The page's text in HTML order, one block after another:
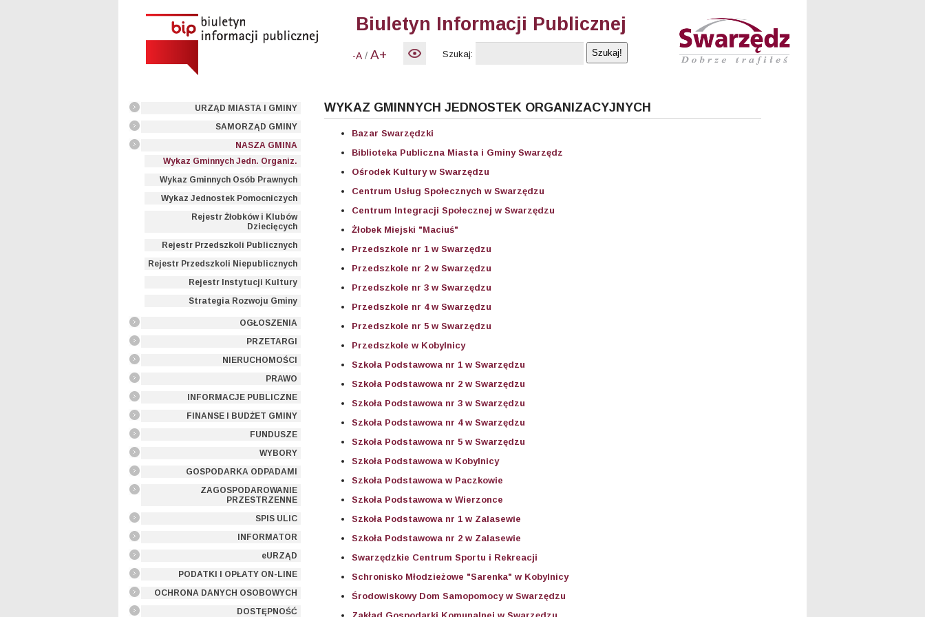
Biuletyn Informacji Publicznej
-A / A+ Szukaj:
URZĄD MIASTA I GMINY
SAMORZĄD GMINY
NASZA GMINA
Wykaz Gminnych Jedn. Organiz.
Wykaz Gminnych Osób Prawnych
Wykaz Jednostek Pomocniczych
Rejestr Żłobków i Klubów
Dziecięcych
Rejestr Przedszkoli Publicznych
Rejestr Przedszkoli Niepublicznych
Rejestr Instytucji Kultury
Strategia Rozwoju Gminy
OGŁOSZENIA
PRZETARGI
NIERUCHOMOŚCI
PRAWO
INFORMACJE PUBLICZNE
FINANSE I BUDŻET GMINY
FUNDUSZE
WYBORY
GOSPODARKA ODPADAMI
ZAGOSPODAROWANIE
PRZESTRZENNE
SPIS ULIC
INFORMATOR
eURZĄD
PODATKI I OPŁATY ON-LINE
OCHRONA DANYCH OSOBOWYCH
DOSTĘPNOŚĆ
WYKAZ GMINNYCH JEDNOSTEK ORGANIZACYJNYCH
Bazar Swarzędzki
Biblioteka Publiczna Miasta i Gminy Swarzędz
Ośrodek Kultury w Swarzędzu
Centrum Usług Społecznych w Swarzędzu
Centrum Integracji Społecznej w Swarzędzu
Żłobek Miejski "Maciuś"
Przedszkole nr 1 w Swarzędzu
Przedszkole nr 2 w Swarzędzu
Przedszkole nr 3 w Swarzędzu
Przedszkole nr 4 w Swarzędzu
Przedszkole nr 5 w Swarzędzu
Przedszkole w Kobylnicy
Szkoła Podstawowa nr 1 w Swarzędzu
Szkoła Podstawowa nr 2 w Swarzędzu
Szkoła Podstawowa nr 3 w Swarzędzu
Szkoła Podstawowa nr 4 w Swarzędzu
Szkoła Podstawowa nr 5 w Swarzędzu
Szkoła Podstawowa w Kobylnicy
Szkoła Podstawowa w Paczkowie
Szkoła Podstawowa w Wierzonce
Szkoła Podstawowa nr 1 w Zalasewie
Szkoła Podstawowa nr 2 w Zalasewie
Swarzędzkie Centrum Sportu i Rekreacji
Schronisko Młodzieżowe "Sarenka" w Kobylnicy
Środowiskowy Dom Samopomocy w Swarzędzu